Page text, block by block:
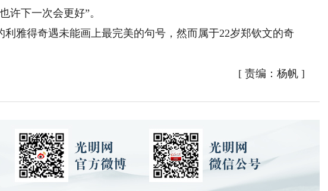
许下一次会更好”。
雅得奇遇未能画上最完美的句号，然而属于22岁郑钦文的奇
[ 责编：杨帆]